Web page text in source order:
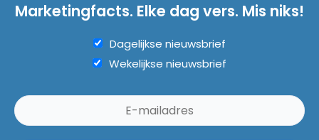
Marketingfacts. Elke dag vers. Mis niks!
Dagelijkse nieuwsbrief
Wekelijkse nieuwsbrief